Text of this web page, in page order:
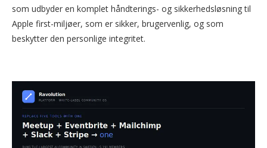
som udbyder en komplet håndterings- og sikkerhedsløsning til
Apple first-miljøer, som er sikker, brugervenlig, og som
beskytter den personlige integritet.